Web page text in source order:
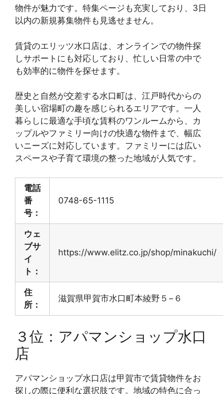
物件が魅力です。特集ページも充実しており、3日
以内の新規募集物件も見逃せません。
賃貸のエリッツ水口店は、オンラインでの物件探
しサポートにも対応しており、忙しい日常の中で
も効率的に物件を探せます。
歴史と自然が交差する水口町は、江戸時代からの
美しい宿場町の趣を感じられるエリアです。一人
暮らしに最適な手頃な賃料のワンルームから、カ
ップルやファミリー向けの快適な物件まで、幅広
いニーズに対応しています。ファミリーには広い
スペースや子育て環境の整った地域が人気です。
電話
番
号：
0748-65-1115
ウェ
ブサ
イ
ト：
https://www.elitz.co.jp/shop/minakuchi/
住
所：
滋賀県甲賀市水口町本綾野５−６
３位：アパマンショップ水口
店
アパマンショップ水口店は甲賀市で賃貸物件をお
探しの際に便利な選択肢です。地域の特色に合っ